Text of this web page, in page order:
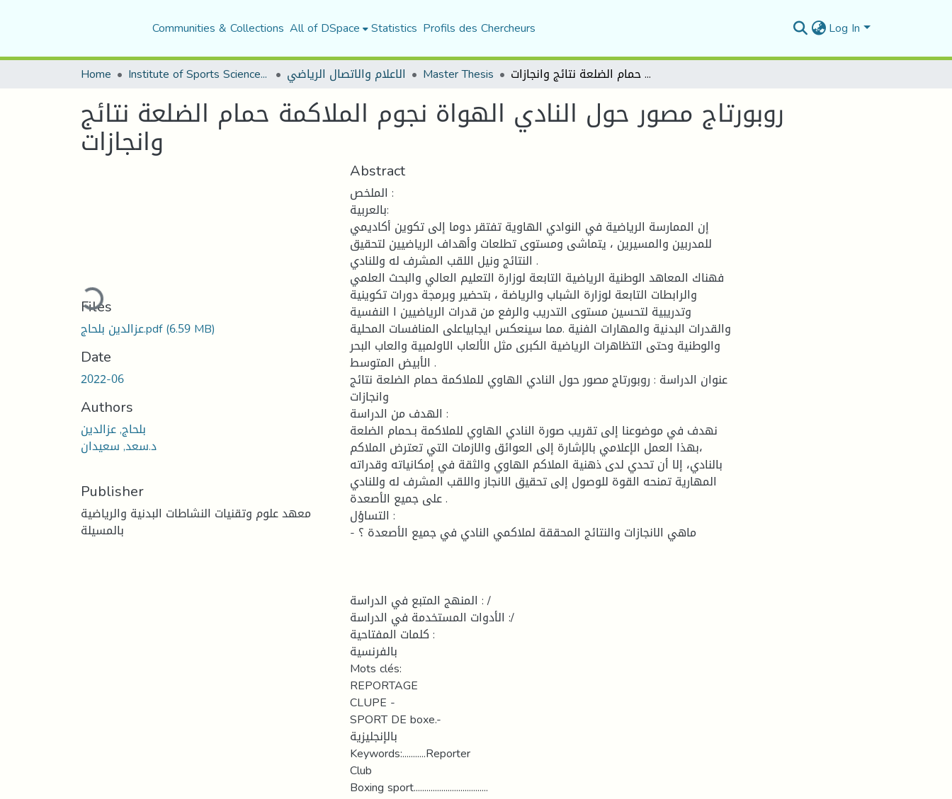
Communities & Collections All of DSpace Statistics Profils des Chercheurs Log In
Home Institute of Sports Sciences and Techniques الاعلام والاتصال الرياضي Master Thesis روبورتاج مصور حول النادي الهواة نجوم الملاكمة حمام الضلعة نتائج وانجازات
روبورتاج مصور حول النادي الهواة نجوم الملاكمة حمام الضلعة نتائج
وانجازات
Loading...
Files
عزالدين بلحاج.pdf(6.59 MB)
Date
2022-06
Authors
بلحاج, عزالدين
د.سعد, سعيدان
Publisher
معهد علوم وتقنيات النشاطات البدنية والرياضية
بالمسيلة
Abstract
الملخص :
بالعربية:
إن الممارسة الرياضية في النوادي الهاوية تفتقر دوما إلى تكوين أكاديمي
للمدربين والمسيرين ، يتماشى ومستوى تطلعات وأهداف الرياضيين لتحقيق
النتائج ونيل اللقب المشرف له وللنادي .
فهناك المعاهد الوطنية الرياضية التابعة لوزارة التعليم العالي والبحث العلمي
والرابطات التابعة لوزارة الشباب والرياضة ، بتحضير وبرمجة دورات تكوينية
وتدريبية لتحسين مستوى التدريب والرفع من قدرات الرياضيين ا النفسية
والقدرات البدنية والمهارات الفنية .مما سينعكس ايجابياعلى المنافسات المحلية
والوطنية وحتى التظاهرات الرياضية الكبرى مثل الألعاب الاولمبية والعاب البحر
الأبيض المتوسط .
عنوان الدراسة : روبورتاج مصور حول النادي الهاوي للملاكمة حمام الضلعة نتائج
وانجازات
الهدف من الدراسة :
نهدف في موضوعنا إلى تقريب صورة النادي الهاوي للملاكمة بـحمام الضلعة
،بهذا العمل الإعلامي بالإشارة إلى العوائق والازمات التي تعترض الملاكم
بالنادي، إلا أن تحدي لدى ذهنية الملاكم الهاوي والثقة في إمكانياته وقدراته
المهارية تمنحه القوة للوصول إلى تحقيق الانجاز واللقب المشرف له وللنادي
على جميع الأصعدة .
التساؤل :
- ماهي الانجازات والنتائج المحققة لملاكمي النادي في جميع الأصعدة ؟
المنهج المتبع في الدراسة : /
الأدوات المستخدمة في الدراسة :/
كلمات المفتاحية :
بالفرنسية
Mots clés:
REPORTAGE
CLUPE -
SPORT DE boxe.-
بالإنجليزية
Keywords:...........Reporter
Club
Boxing sport...................................